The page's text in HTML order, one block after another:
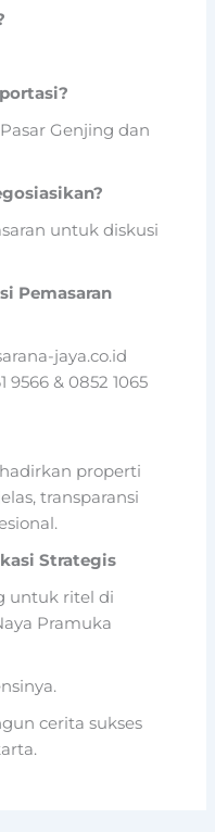
Genjing dan
untuk diskusi
Pemasaran
jaya.co.id
9566 & 0852 1065
properti
transparansi
Strategis
untuk ritel di
Pramuka
cerita sukses